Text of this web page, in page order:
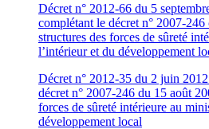
Décret n° 2012-66 du 5
complétant le décret n° 2007-
structures des forces de sûreté
l’intérieur et du développement
Décret n° 2012-35 du 2 juin
décret n° 2007-246 du 15 août
forces de sûreté intérieure au
développement local